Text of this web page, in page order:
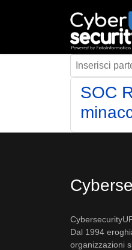
Inserisci
SOC
Dal 1994
organizzazioni